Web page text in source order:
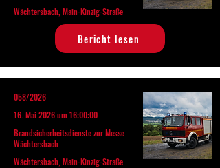
Wächtersbach, Main-Kinzig-Straße
Bericht lesen
058/2026
16. Mai 2026 um 16:00:00
Brandsicherheitsdienste zur Messe
Wächtersbach
Wächtersbach, Main-Kinzig-Straße